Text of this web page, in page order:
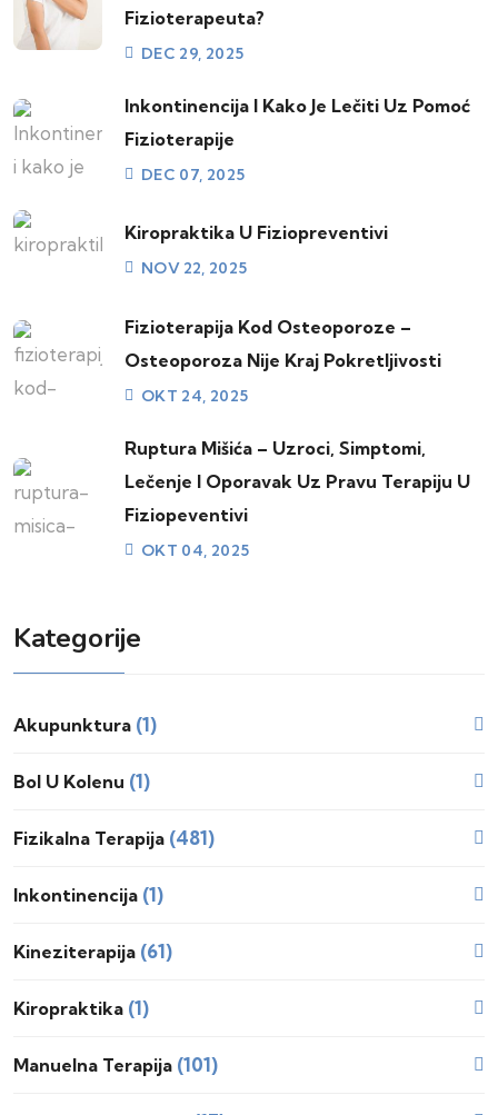
Fizioterapeuta?
DEC 29, 2025
Inkontinencija I Kako Je Lečiti Uz Pomoć
Fizioterapije
DEC 07, 2025
Kiropraktika U Fiziopreventivi
NOV 22, 2025
Fizioterapija Kod Osteoporoze –
Osteoporoza Nije Kraj Pokretljivosti
OKT 24, 2025
Ruptura Mišića – Uzroci, Simptomi,
Lečenje I Oporavak Uz Pravu Terapiju U
Fiziopeventivi
OKT 04, 2025
Kategorije
Akupunktura (1)
Bol U Kolenu (1)
Fizikalna Terapija (481)
Inkontinencija (1)
Kineziterapija (61)
Kiropraktika (1)
Manuelna Terapija (101)